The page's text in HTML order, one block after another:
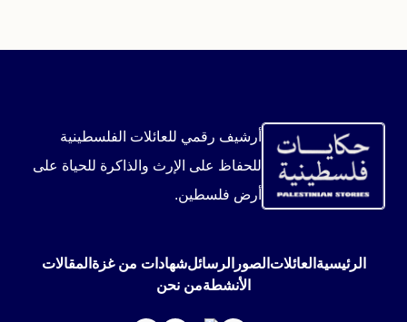
أرشيف رقمي للعائلات الفلسطينية
للحفاظ على الإرث والذاكرة للحياة على
أرض فلسطين.
الرئيسية العائلات الصور الرسائلشهادات من غزة المقالات
الأنشطةمن نحن